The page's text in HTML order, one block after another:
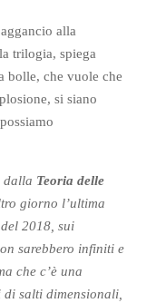
alla
trilogia, spiega
bolle, che vuole che
si siano
dalla Teoria delle
giorno l’ultima
2018, sui
sarebbero infiniti e
che c’è una
salti dimensionali,